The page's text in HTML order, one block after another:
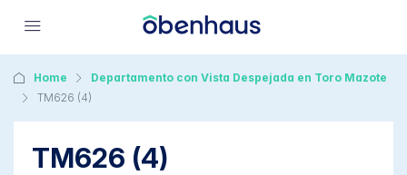
Home
Departamento con Vista Despejada en Toro Mazote
TM626 (4)
TM626 (4)